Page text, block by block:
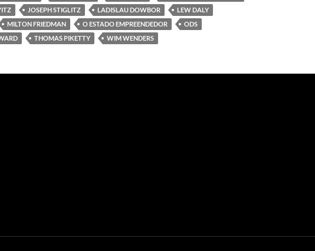
JOSEPH STIGLITZ LADISLAU DOWBOR
LEW DALY
MILTON FRIEDMAN O ESTADO EMPREENDEDOR
ODS
THOMAS PIKETTY WIM WENDERS